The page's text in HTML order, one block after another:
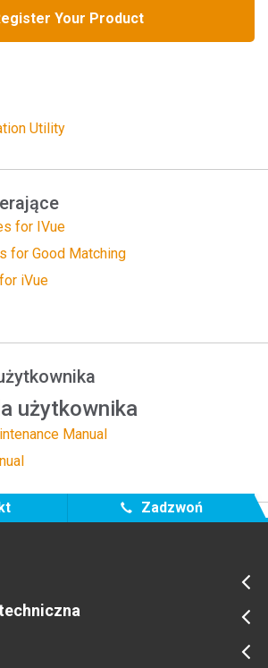
Your Product
Utility
for IVue
for Good Matching
iVue
użytkownika
Manual
Zadzwoń